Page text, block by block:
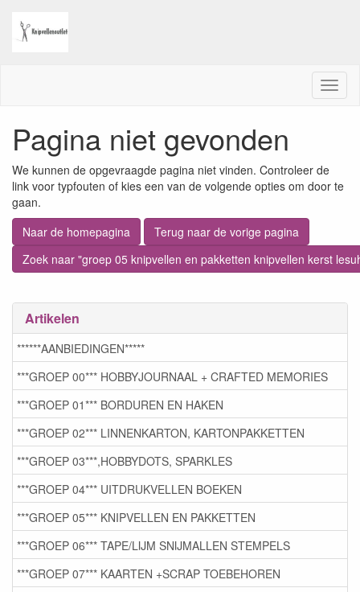
M
e
Pagina niet gevonden
We kunnen de opgevraagde pagina niet vinden. Controleer de
link voor typfouten of kies een van de volgende opties om door te
gaan.
Naar de homepagina
Terug naar de vorige pagina
Zoek naar "groep 05 knipvellen en pakketten knipvellen kerst
Artikelen
******AANBIEDINGEN*****
***GROEP 00*** HOBBYJOURNAAL + CRAFTED MEMORIES
***GROEP 01*** BORDUREN EN HAKEN
***GROEP 02*** LINNENKARTON, KARTONPAKKETTEN
***GROEP 03***,HOBBYDOTS, SPARKLES
***GROEP 04*** UITDRUKVELLEN BOEKEN
***GROEP 05*** KNIPVELLEN EN PAKKETTEN
***GROEP 06*** TAPE/LIJM SNIJMALLEN STEMPELS
***GROEP 07*** KAARTEN +SCRAP TOEBEHOREN